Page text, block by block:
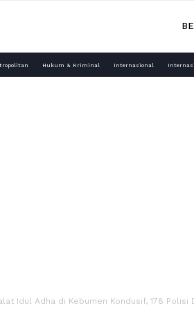
Hukum & Kriminal Internasional
Idul Adha di Kebumen Kondusif, 178 Polisi